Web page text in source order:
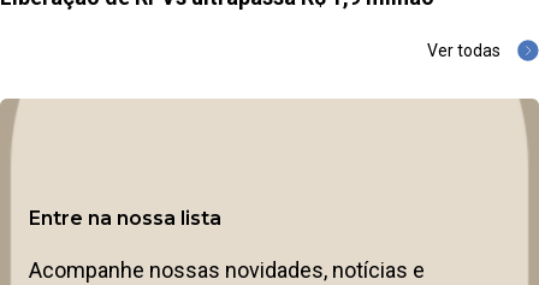
Ver todas
Entre na nossa lista
Acompanhe nossas novidades, notícias e